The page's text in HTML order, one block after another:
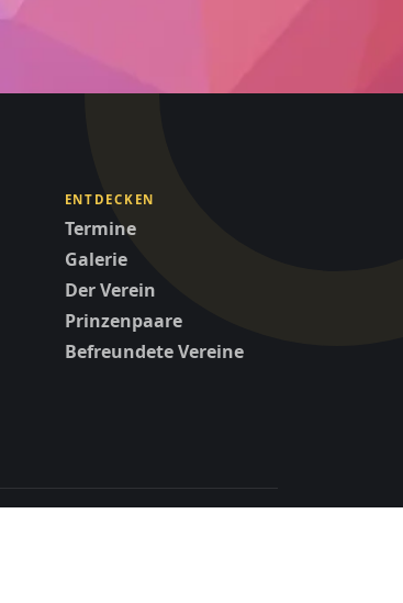
ENTDECKEN
Termine
Galerie
Der Verein
Prinzenpaare
Befreundete Vereine